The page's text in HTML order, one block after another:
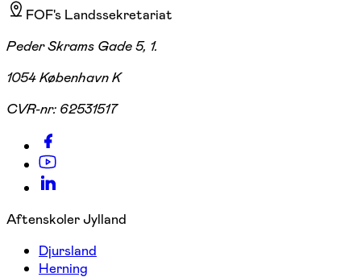
FOF's Landssekretariat
Peder Skrams Gade 5, 1.
1054 København K
CVR-nr: 62531517
Aftenskoler Jylland
Djursland
Herning